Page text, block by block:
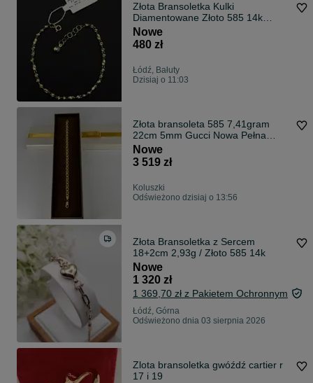
Złota Bransoletka Kulki
Diamentowane Złoto 585 14k
Subtelna Delikatna Nowa Sklep
Cudo
Nowe
480 zł
Łódź, Bałuty
Dzisiaj o 11:03
Złota bransoleta 585 7,41gram
22cm 5mm Gucci Nowa Pełna
WYSYŁKA GRATIS
Nowe
3 519 zł
Koluszki
Odświeżono dzisiaj o 13:56
Złota Bransoletka z Sercem
18+2cm 2,93g / Złoto 585 14k
Nowe
1 320 zł
1 369,70 zł z Pakietem Ochronnym
Łódź, Górna
Odświeżono dnia 03 sierpnia 2026
Zlota bransoletka gwóźdź cartier r
17 i 19